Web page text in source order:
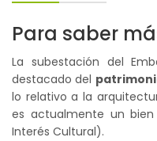
Para saber
La subestación del
destacado del
lo relativo a la
es actualmente un
Interés Cultural).